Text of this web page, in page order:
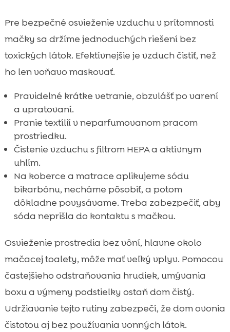
Pre bezpečné osvieženie vzduchu v prítomnosti
mačky sa držíme jednoduchých riešení bez
toxických látok. Efektívnejšie je vzduch čistiť, než
ho len voňavo maskovať.
Pravidelné krátke vetranie, obzvlášť po varení
a upratovaní.
Pranie textílií v neparfumovanom pracom
prostriedku.
Čistenie vzduchu s filtrom HEPA a aktívnym
uhlím.
Na koberce a matrace aplikujeme sódu
bikarbónu, necháme pôsobiť, a potom
dôkladne povysávame. Treba zabezpečiť, aby
sóda neprišla do kontaktu s mačkou.
Osvieženie prostredia bez vôní, hlavne okolo
mačacej toalety, môže mať veľký vplyv. Pomocou
častejšieho odstraňovania hrudiek, umývania
boxu a výmeny podstielky ostaň dom čistý.
Udržiavanie tejto rutiny zabezpečí, že dom ovonia
čistotou aj bez používania vonných látok.